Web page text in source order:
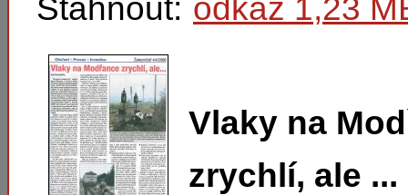
Stáhnout: odkaz 1,23
Vlaky na
zrychlí, ale ...